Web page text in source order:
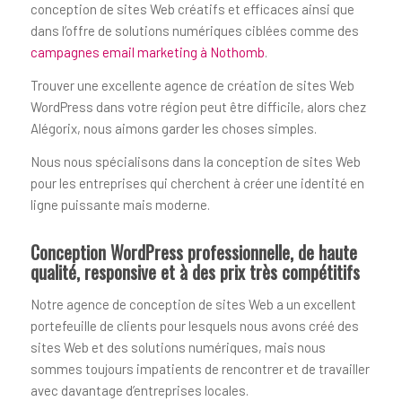
conception de sites Web créatifs et efficaces ainsi que
dans l’offre de solutions numériques ciblées comme des
campagnes email marketing à Nothomb.
Trouver une excellente agence de création de sites Web
WordPress dans votre région peut être difficile, alors chez
Alégorix, nous aimons garder les choses simples.
Nous nous spécialisons dans la conception de sites Web
pour les entreprises qui cherchent à créer une identité en
ligne puissante mais moderne.
Conception WordPress professionnelle, de haute
qualité, responsive et à des prix très compétitifs
Notre agence de conception de sites Web a un excellent
portefeuille de clients pour lesquels nous avons créé des
sites Web et des solutions numériques, mais nous
sommes toujours impatients de rencontrer et de travailler
avec davantage d’entreprises locales.